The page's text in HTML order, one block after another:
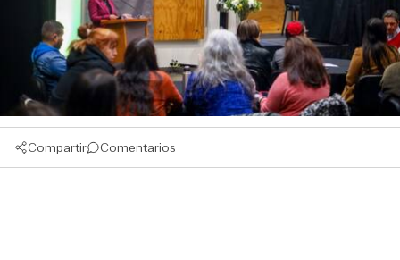
Compartir Comentarios